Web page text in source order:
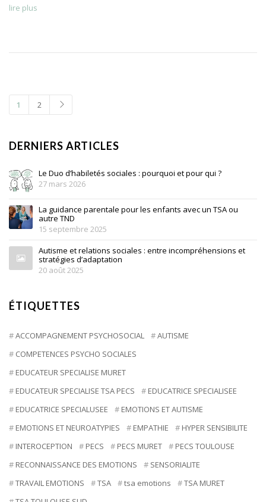
lire plus
1 2
DERNIERS ARTICLES
Le Duo d’habiletés sociales : pourquoi et pour qui ?
27 mars 2026
La guidance parentale pour les enfants avec un TSA ou
autre TND
15 septembre 2025
Autisme et relations sociales : entre incompréhensions et
stratégies d’adaptation
20 août 2025
ÉTIQUETTES
ACCOMPAGNEMENT PSYCHOSOCIAL
AUTISME
COMPETENCES PSYCHO SOCIALES
EDUCATEUR SPECIALISE MURET
EDUCATEUR SPECIALISE TSA PECS
EDUCATRICE SPECIALISEE
EDUCATRICE SPECIALUSEE
EMOTIONS ET AUTISME
EMOTIONS ET NEUROATYPIES
EMPATHIE
HYPER SENSIBILITE
INTEROCEPTION
PECS PECS MURET
PECS TOULOUSE
RECONNAISSANCE DES EMOTIONS
SENSORIALITE
TRAVAIL EMOTIONS
TSA tsa emotions
TSA MURET